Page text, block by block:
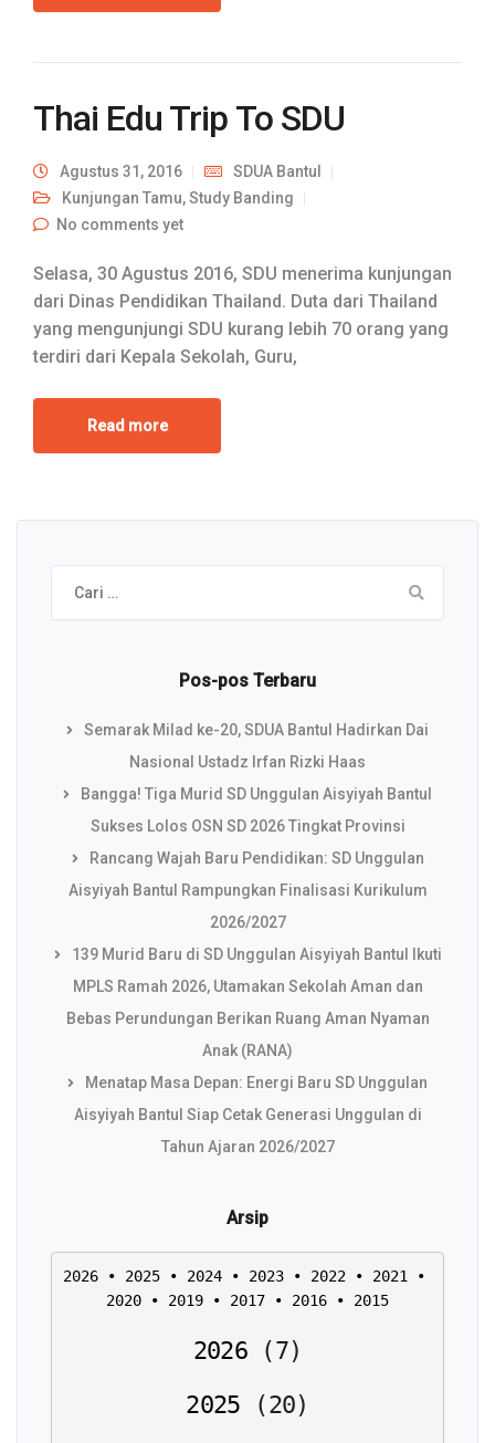
Thai Edu Trip To SDU
Agustus 31, 2016
SDUA Bantul
Kunjungan Tamu,Study Banding
No comments yet
Selasa, 30 Agustus 2016, SDU menerima kunjungan
dari Dinas Pendidikan Thailand. Duta dari Thailand
yang mengunjungi SDU kurang lebih 70 orang yang
terdiri dari Kepala Sekolah, Guru,
Read more
Cari
untuk:
Pos-pos Terbaru
Semarak Milad ke-20, SDUA Bantul Hadirkan Dai
Nasional Ustadz Irfan Rizki Haas
Bangga! Tiga Murid SD Unggulan Aisyiyah Bantul
Sukses Lolos OSN SD 2026 Tingkat Provinsi
Rancang Wajah Baru Pendidikan: SD Unggulan
Aisyiyah Bantul Rampungkan Finalisasi Kurikulum
2026/2027
139 Murid Baru di SD Unggulan Aisyiyah Bantul Ikuti
MPLS Ramah 2026, Utamakan Sekolah Aman dan
Bebas Perundungan Berikan Ruang Aman Nyaman
Anak (RANA)
Menatap Masa Depan: Energi Baru SD Unggulan
Aisyiyah Bantul Siap Cetak Generasi Unggulan di
Tahun Ajaran 2026/2027
Arsip
2026 • 2025 • 2024 • 2023 • 2022 • 2021
2020 • 2019 • 2017 • 2016 • 2015
2026 (7)
2025
(20)